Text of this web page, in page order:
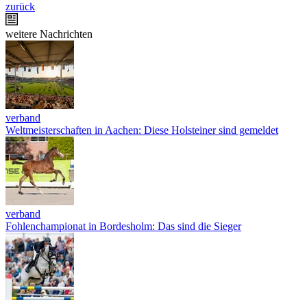
zurück
weitere Nachrichten
verband
Weltmeisterschaften in Aachen: Diese Holsteiner sind gemeldet
verband
Fohlenchampionat in Bordesholm: Das sind die Sieger